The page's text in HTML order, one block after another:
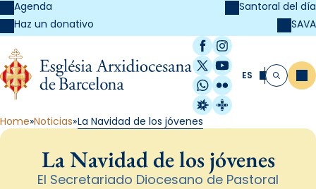
Agenda
Haz un donativo
Santoral del día
SAVA
Facebook
Instagram
X / Twitter
YouTube
WhatsApp
Flickr
Radio Estel
Catalunya
ES Buscar
Home Noticias La Navidad de los jóvenes
La Navidad de los jóvenes
El Secretariado Diocesano de Pastoral